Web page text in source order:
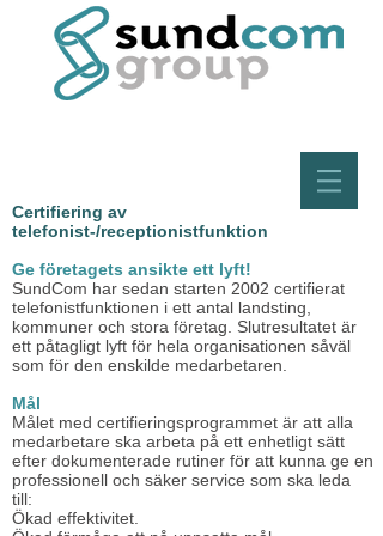
Certifiering av
telefonist-/receptionistfunktion
Ge företagets ansikte ett lyft!
SundCom har sedan starten 2002 certifierat
telefonistfunktionen i ett antal landsting,
kommuner och stora företag. Slutresultatet är
ett påtagligt lyft för hela organisationen såväl
som för den enskilde medarbetaren.
Mål
Målet med certifieringsprogrammet är att alla
medarbetare ska arbeta på ett enhetligt sätt
efter dokumenterade rutiner för att kunna ge en
professionell och säker service som ska leda
till:
Ökad effektivitet.